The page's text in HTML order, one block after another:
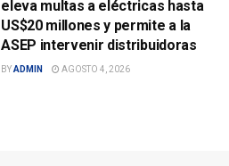
eleva multas a eléctricas hasta
US$20 millones y permite a la
ASEP intervenir distribuidoras
BYADMIN AGOSTO 4, 2026